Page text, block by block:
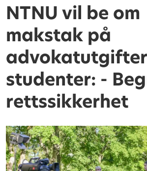
NTNU vil be om
makstak på
studenter: -
rettssikkerhet